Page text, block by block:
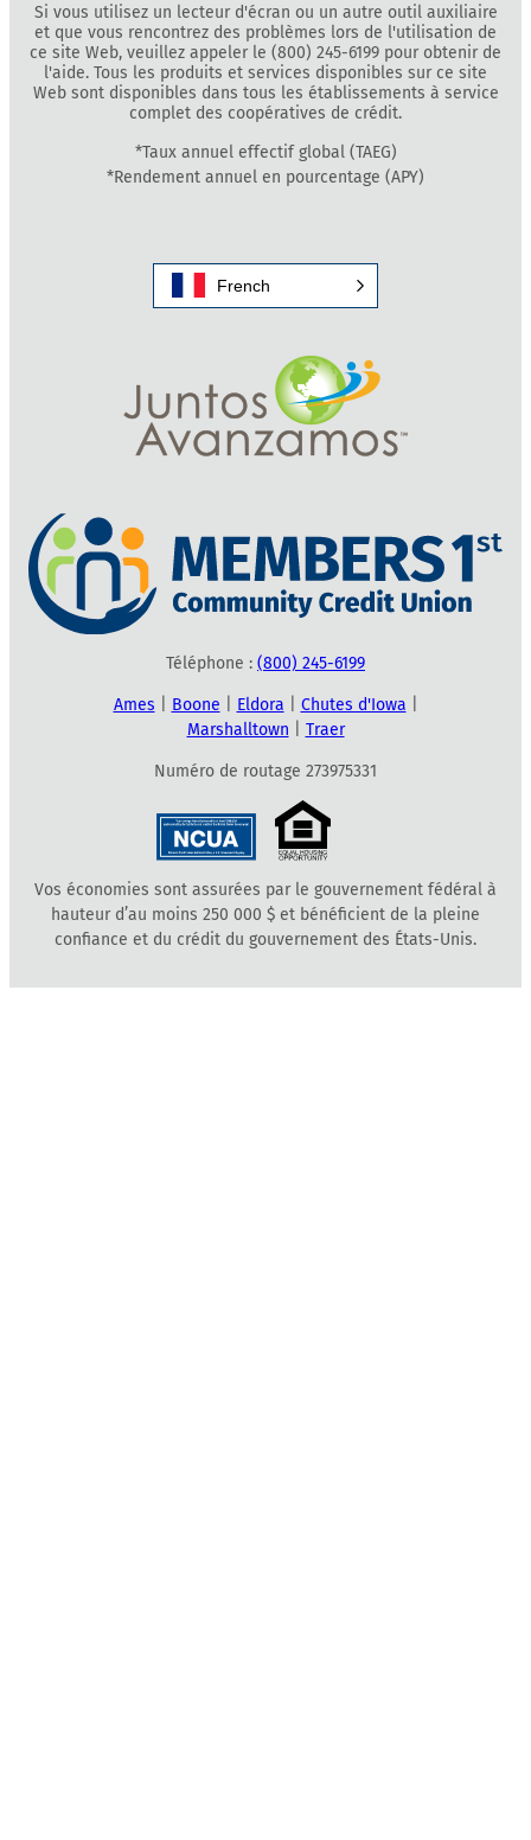
Si vous utilisez un lecteur d'écran ou un autre outil auxiliaire
et que vous rencontrez des problèmes lors de l'utilisation de
ce site Web, veuillez appeler le (800) 245-6199 pour obtenir de
l'aide. Tous les produits et services disponibles sur ce site
Web sont disponibles dans tous les établissements à service
complet des coopératives de crédit.
*Taux annuel effectif global (TAEG)
*Rendement annuel en pourcentage (APY)
French
Téléphone : (800) 245-6199
Ames Boone Eldora Chutes d'Iowa
Marshalltown
Traer
Numéro de routage 273975331
Vos économies sont assurées par le gouvernement fédéral à
hauteur d’au moins 250 000 $ et bénéficient de la pleine
confiance et du crédit du gouvernement des États-Unis.